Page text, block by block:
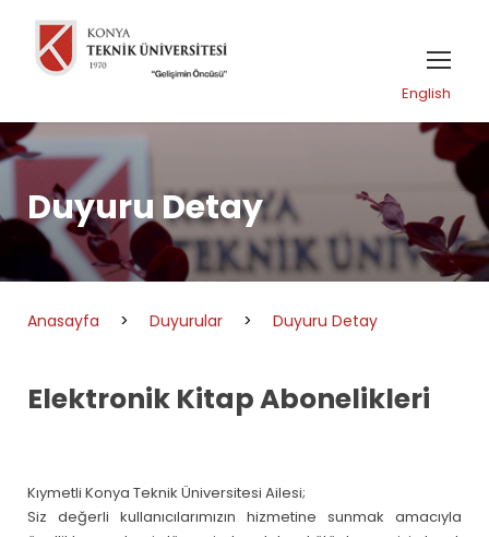
English
Duyuru Detay
Anasayfa > Duyurular > Duyuru Detay
Elektronik Kitap Abonelikleri
Kıymetli Konya Teknik Üniversitesi Ailesi;
Siz değerli kullanıcılarımızın hizmetine sunmak amacıyla